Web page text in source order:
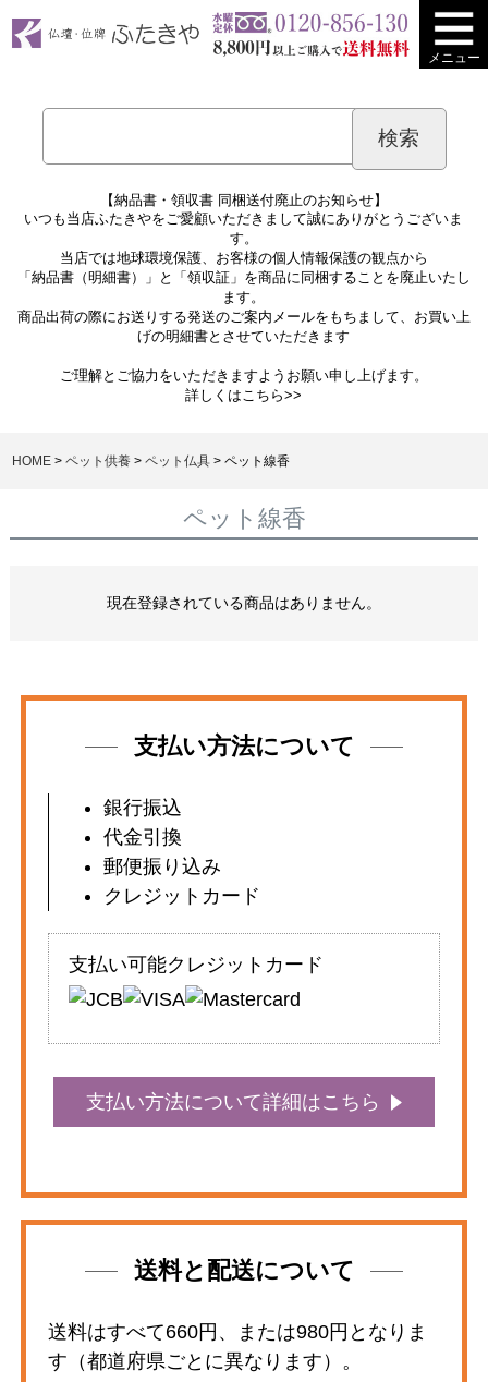
メニュー
【納品書・領収書 同梱送付廃止のお知らせ】
いつも当店ふたきやをご愛顧いただきまして誠にありがとうございま
す。
当店では地球環境保護、お客様の個人情報保護の観点から
「納品書（明細書）」と「領収証」を商品に同梱することを廃止いたし
ます。
商品出荷の際にお送りする発送のご案内メールをもちまして、お買い上
げの明細書とさせていただきます
ご理解とご協力をいただきますようお願い申し上げます。
詳しくはこちら>>
HOME ペット供養 ペット仏具 ペット線香
ペット線香
現在登録されている商品はありません。
支払い方法について
銀行振込
代金引換
郵便振り込み
クレジットカード
支払い可能クレジットカード
支払い方法について詳細はこちら
送料と配送について
送料はすべて660円、または980円となりま
す（都道府県ごとに異なります）。